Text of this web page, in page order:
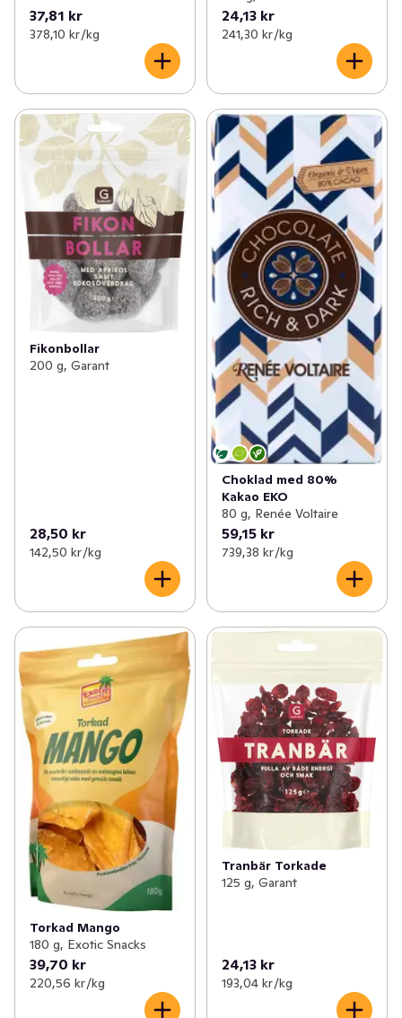
37,81 kr
378,10 kr /kg
24,13 kr
241,30 kr /kg
Fikonbollar
200 g, Garant
28,50 kr
142,50 kr /kg
Choklad med 80%
Kakao EKO
80 g, Renée Voltaire
59,15 kr
739,38 kr /kg
Torkad Mango
180 g, Exotic Snacks
39,70 kr
220,56 kr /kg
Tranbär Torkade
125 g, Garant
24,13 kr
193,04 kr /kg